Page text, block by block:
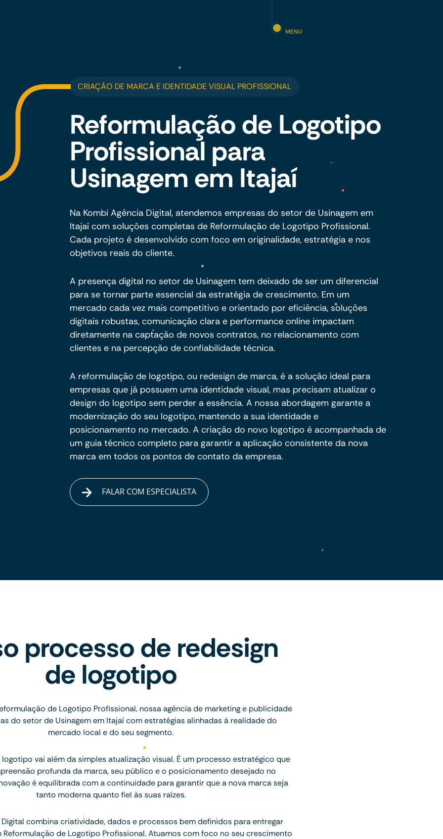
MENU
CRIAÇÃO DE MARCA E IDENTIDADE VISUAL PROFISSIONAL
Reformulação de Logotipo
Profissional para
Usinagem em Itajaí
Na Kombi Agência Digital, atendemos empresas do setor de Usinagem em
Itajaí com soluções completas de Reformulação de Logotipo Profissional.
Cada projeto é desenvolvido com foco em originalidade, estratégia e nos
objetivos reais do cliente.
A presença digital no setor de Usinagem tem deixado de ser um diferencial
para se tornar parte essencial da estratégia de crescimento. Em um
mercado cada vez mais competitivo e orientado por eficiência, soluções
digitais robustas, comunicação clara e performance online impactam
diretamente na captação de novos contratos, no relacionamento com
clientes e na percepção de confiabilidade técnica.
A reformulação de logotipo, ou redesign de marca, é a solução ideal para
empresas que já possuem uma identidade visual, mas precisam atualizar o
design do logotipo sem perder a essência. A nossa abordagem garante a
modernização do seu logotipo, mantendo a sua identidade e
posicionamento no mercado. A criação do novo logotipo é acompanhada de
um guia técnico completo para garantir a aplicação consistente da nova
marca em todos os pontos de contato da empresa.
FALAR COM ESPECIALISTA
processo de redesign
de logotipo
de Logotipo Profissional, nossa agência de marketing e publicidade
do setor de Usinagem em Itajaí com estratégias alinhadas à realidade do
mercado local e do seu segmento.
vai além da simples atualização visual. É um processo estratégico que
profunda da marca, seu público e o posicionamento desejado no
é equilibrada com a continuidade para garantir que a nova marca seja
tanto moderna quanto fiel às suas raízes.
Digital combina criatividade, dados e processos bem definidos para entregar
Reformulação de Logotipo Profissional. Atuamos com foco no seu crescimento